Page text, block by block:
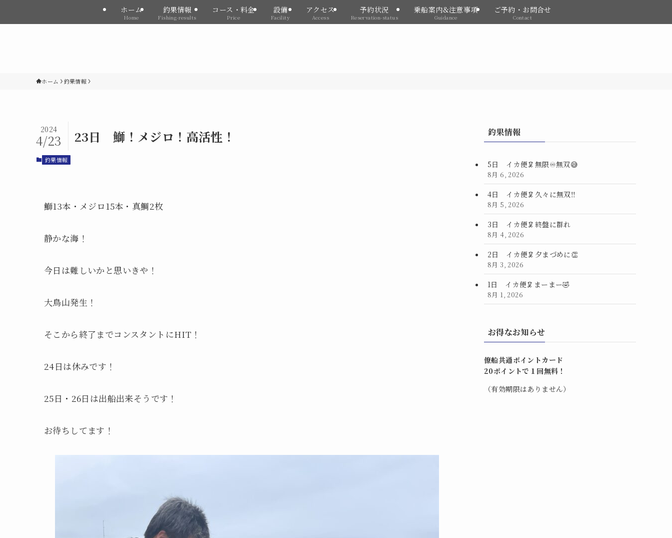
ホーム
Home
釣果情報
Fishing-results
コース・料金
Price
設備
Facility
アクセス
Access
予約状況
Reservation-status
乗船案内&注意事項
Guidance
ご予約・お問合せ
Contact
ホーム 釣果情報
23日 鰤！メジロ！高活性！
2024
4/23
釣果情報
鰤13本・メジロ15本・真鯛2枚
静かな海！
今日は難しいかと思いきや！
大鳥山発生！
そこから終了までコンスタントにHIT！
24日は休みです！
25日・26日は出船出来そうです！
お待ちしてます！
釣果情報
5日 イカ便🦑無限♾️無双😅
8月 6, 2026
4日 イカ便🦑久々に無双‼️
8月 5, 2026
3日 イカ便🦑終盤に群れ
8月 4, 2026
2日 イカ便🦑夕まづめに👏
8月 3, 2026
1日 イカ便🦑まーまー🤣
8月 1, 2026
お得なお知らせ
僚船共通ポイントカード
20ポイントで１回無料！
（有効期限はありません）